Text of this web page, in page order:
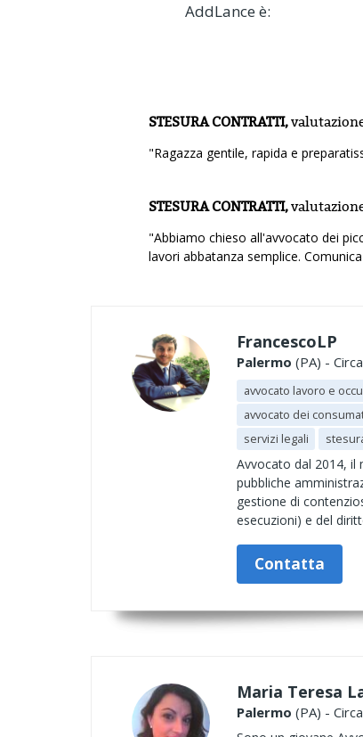
AddLance è:
STESURA CONTRATTI,
"Ragazza gentile, rapida e
STESURA CONTRATTI,
"Abbiamo chieso all'avvocato dei
lavori abbatanza semplice.
FrancescoLP
Palermo (PA) -
avvocato lavoro e
avvocato dei
servizi legali
Avvocato dal 2014, il
pubbliche
gestione di
esecuzioni) e del
Contatta
Maria Teresa
Palermo (PA) -